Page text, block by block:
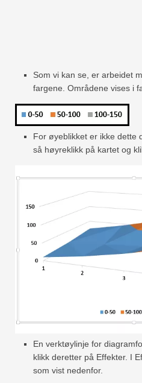
Som vi kan se, er arbeidet
fargene. Områdene vises i
For øyeblikket er ikke dette
så høyreklikk på kartet og
En verktøylinje for
klikk deretter på Effekter. I
som vist nedenfor.